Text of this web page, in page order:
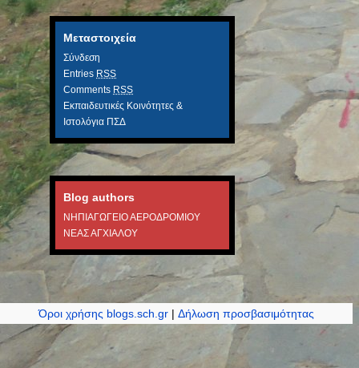
Μεταστοιχεία
Σύνδεση
Entries RSS
Comments RSS
Εκπαιδευτικές Κοινότητες &
Ιστολόγια ΠΣΔ
Blog authors
ΝΗΠΙΑΓΩΓΕΙΟ ΑΕΡΟΔΡΟΜΙΟΥ
ΝΕΑΣ ΑΓΧΙΑΛΟΥ
Όροι χρήσης blogs.sch.gr |Δήλωση προσβασιμότητας